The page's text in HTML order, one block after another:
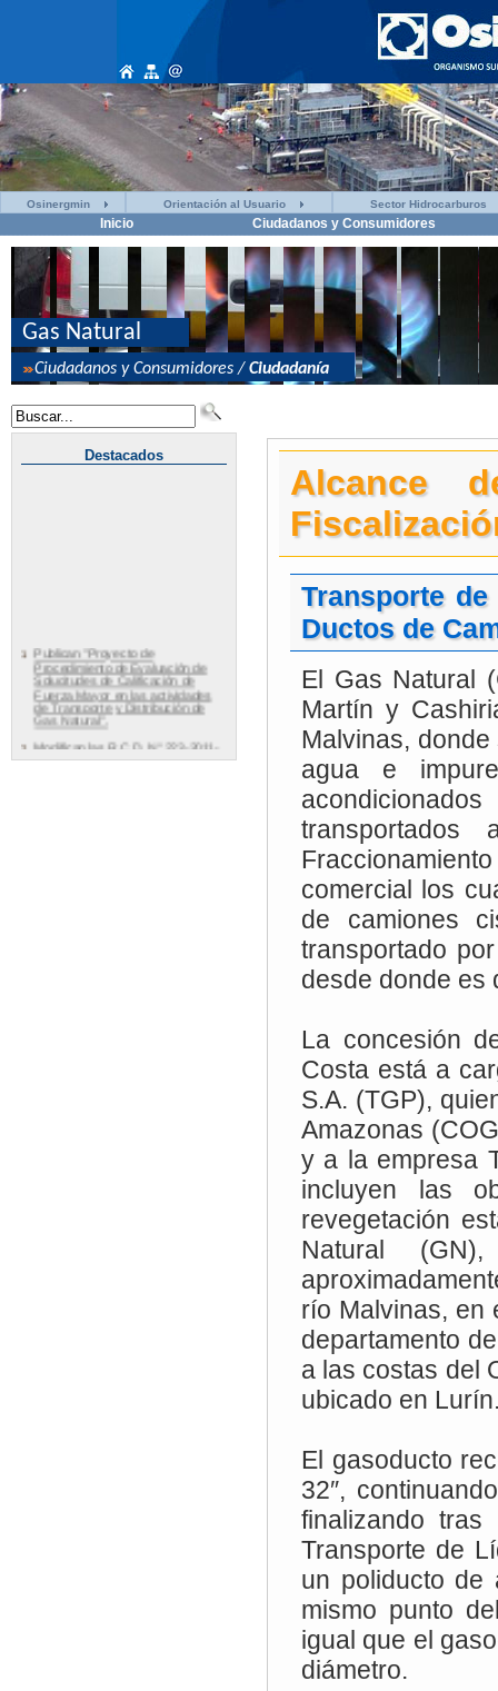
Osinergmin Orientación al Usuario Sector Hidrocarburos
Inicio Ciudadanos y Consumidores